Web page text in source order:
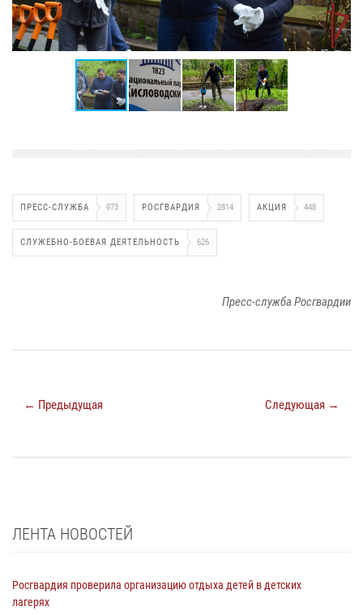
ПРЕСС-СЛУЖБА 973 РОСГВАРДИЯ 2814 АКЦИЯ 448
СЛУЖЕБНО-БОЕВАЯ ДЕЯТЕЛЬНОСТЬ 626
Пресс-служба Росгвардии
← Предыдущая Следующая →
ЛЕНТА НОВОСТЕЙ
Росгвардия проверила организацию отдыха детей в детских
лагерях